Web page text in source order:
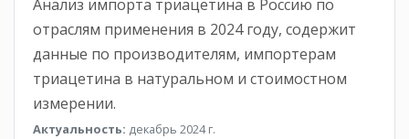
Анализ импорта триацетина в Россию по
отраслям применения в 2024 году, содержит
данные по производителям, импортерам
триацетина в натуральном и стоимостном
измерении.
Актуальность: декабрь 2024 г.